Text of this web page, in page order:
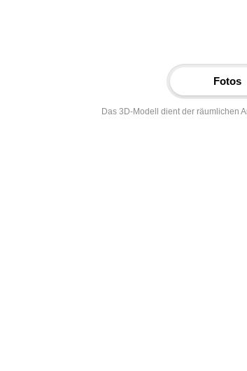
Fotos
Das 3D-Modell dient der räumlichen